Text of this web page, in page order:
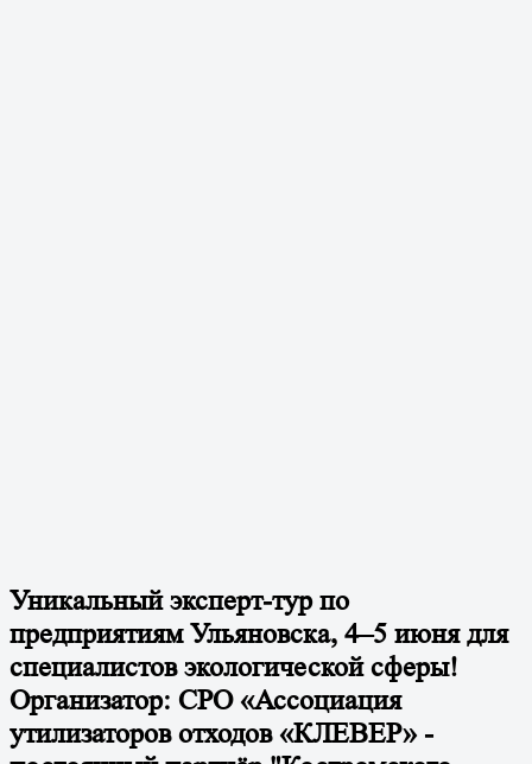
Уникальный эксперт-тур по
предприятиям Ульяновска, 4–5 июня для
специалистов экологической сферы!
Организатор: СРО «Ассоциация
утилизаторов отходов «КЛЕВЕР» -